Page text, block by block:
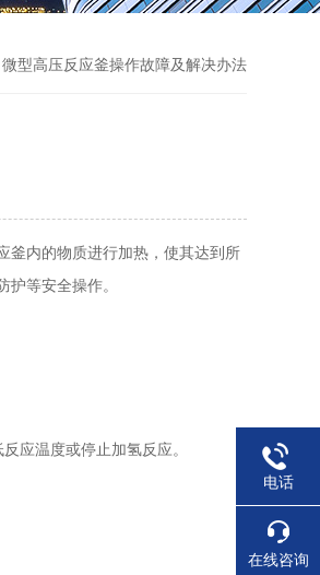
型高压反应釜操作故障及解决办法
釜内的物质进行加热，使其达到所
等安全操作。
应温度或停止加氢反应。
电话
在线咨询